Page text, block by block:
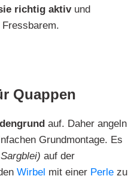
richtig aktivund
Quappen
auf. Daher angeln
Grundmontage. Es
auf der
Wirbel mit einer Perle zu